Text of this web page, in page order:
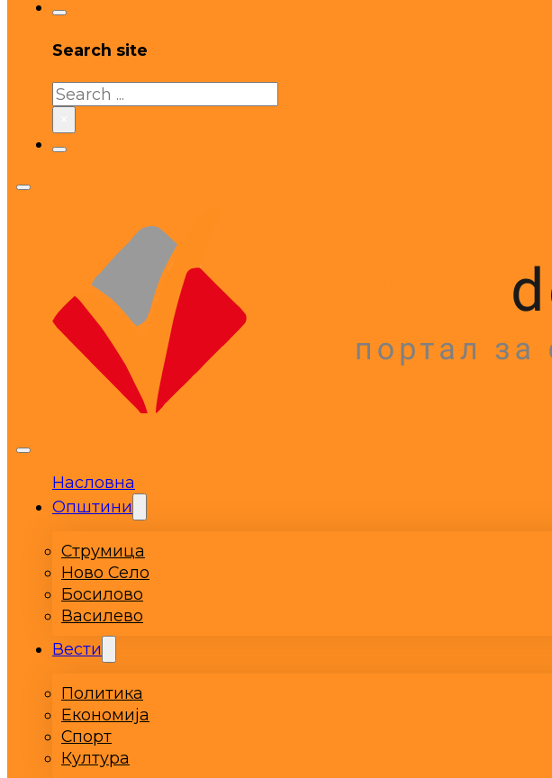
Search site
Search
Насловна
Општини
Струмица
Ново Село
Босилово
Василево
Вести
Политика
Економија
Спорт
Култура